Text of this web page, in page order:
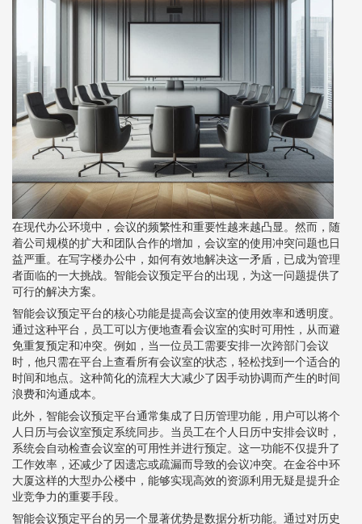
在现代办公环境中，会议的频繁性和重要性越来越凸显。然而，随
着公司规模的扩大和团队合作的增加，会议室的使用冲突问题也日
益严重。在写字楼办公中，如何有效地解决这一矛盾，已成为管理
者面临的一大挑战。智能会议预定平台的出现，为这一问题提供了
可行的解决方案。
智能会议预定平台的核心功能是提高会议室的使用效率和透明度。
通过这种平台，员工可以方便地查看会议室的实时可用性，从而避
免重复预定和冲突。例如，当一位员工需要安排一次跨部门会议
时，他只需在平台上查看所有会议室的状态，轻松找到一个适合的
时间和地点。这种简化的流程大大减少了因手动协调而产生的时间
浪费和沟通成本。
此外，智能会议预定平台通常集成了日历管理功能，用户可以将个
人日历与会议室预定系统同步。当员工在个人日历中安排会议时，
系统会自动检查会议室的可用性并进行预定。这一功能不仅提升了
工作效率，还减少了因遗忘或疏漏而导致的会议冲突。在金谷中环
大厦这样的大型办公楼中，能够实现高效的资源利用无疑是提升企
业竞争力的重要手段。
智能会议预定平台的另一个显著优势是数据分析功能。通过对历史